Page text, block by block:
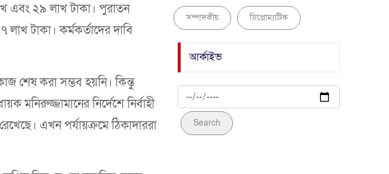
এবং ২৯ লাখ টাকা। পুরাতন
টাকা। কর্মকর্তাদের দাবি
শেষ করা সম্ভব হয়নি। কিন্তু
মনিরুজ্জামানের নির্দেশে নির্বাহী
এখন পর্যায়ক্রমে ঠিকাদাররা
সম্পাদকীয় ডিপ্লোম্যাটিক
আর্কাইভ
Search